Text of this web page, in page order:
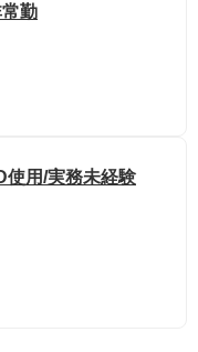
勤
用/実務未経験